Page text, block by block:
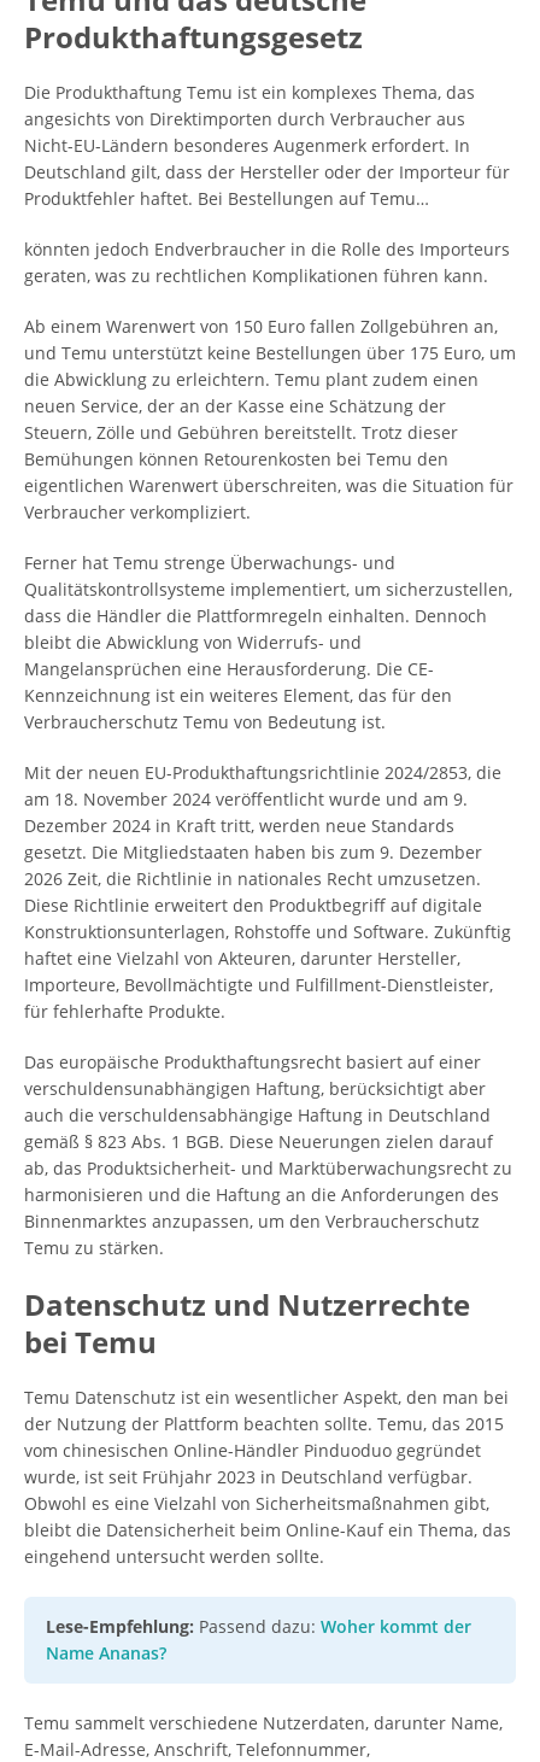
Produkthaftungsgesetz
Die Produkthaftung Temu ist ein komplexes Thema, das
angesichts von Direktimporten durch Verbraucher aus
Nicht-EU-Ländern besonderes Augenmerk erfordert. In
Deutschland gilt, dass der Hersteller oder der Importeur für
Produktfehler haftet. Bei Bestellungen auf Temu…
könnten jedoch Endverbraucher in die Rolle des Importeurs
geraten, was zu rechtlichen Komplikationen führen kann.
Ab einem Warenwert von 150 Euro fallen Zollgebühren an,
und Temu unterstützt keine Bestellungen über 175 Euro, um
die Abwicklung zu erleichtern. Temu plant zudem einen
neuen Service, der an der Kasse eine Schätzung der
Steuern, Zölle und Gebühren bereitstellt. Trotz dieser
Bemühungen können Retourenkosten bei Temu den
eigentlichen Warenwert überschreiten, was die Situation für
Verbraucher verkompliziert.
Ferner hat Temu strenge Überwachungs- und
Qualitätskontrollsysteme implementiert, um sicherzustellen,
dass die Händler die Plattformregeln einhalten. Dennoch
bleibt die Abwicklung von Widerrufs- und
Mangelansprüchen eine Herausforderung. Die CE-
Kennzeichnung ist ein weiteres Element, das für den
Verbraucherschutz Temu von Bedeutung ist.
Mit der neuen EU-Produkthaftungsrichtlinie 2024/2853, die
am 18. November 2024 veröffentlicht wurde und am 9.
Dezember 2024 in Kraft tritt, werden neue Standards
gesetzt. Die Mitgliedstaaten haben bis zum 9. Dezember
2026 Zeit, die Richtlinie in nationales Recht umzusetzen.
Diese Richtlinie erweitert den Produktbegriff auf digitale
Konstruktionsunterlagen, Rohstoffe und Software. Zukünftig
haftet eine Vielzahl von Akteuren, darunter Hersteller,
Importeure, Bevollmächtigte und Fulfillment-Dienstleister,
für fehlerhafte Produkte.
Das europäische Produkthaftungsrecht basiert auf einer
verschuldensunabhängigen Haftung, berücksichtigt aber
auch die verschuldensabhängige Haftung in Deutschland
gemäß § 823 Abs. 1 BGB. Diese Neuerungen zielen darauf
ab, das Produktsicherheit- und Marktüberwachungsrecht zu
harmonisieren und die Haftung an die Anforderungen des
Binnenmarktes anzupassen, um den Verbraucherschutz
Temu zu stärken.
Datenschutz und Nutzerrechte
bei Temu
Temu Datenschutz ist ein wesentlicher Aspekt, den man bei
der Nutzung der Plattform beachten sollte. Temu, das 2015
vom chinesischen Online-Händler Pinduoduo gegründet
wurde, ist seit Frühjahr 2023 in Deutschland verfügbar.
Obwohl es eine Vielzahl von Sicherheitsmaßnahmen gibt,
bleibt die Datensicherheit beim Online-Kauf ein Thema, das
eingehend untersucht werden sollte.
Lese-Empfehlung: Passend dazu: Woher kommt der
Name Ananas?
Temu sammelt verschiedene Nutzerdaten, darunter Name,
E-Mail-Adresse, Anschrift, Telefonnummer,